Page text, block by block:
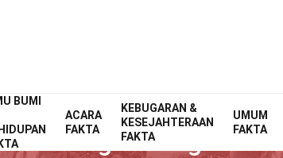
BUMI
ACARA
FAKTA
KEBUGARAN &
KESEJAHTERAAN
FAKTA
UMUM
FAKTA
Budaya & SeniFakta Media Massa Fakta
Tentang Huffington